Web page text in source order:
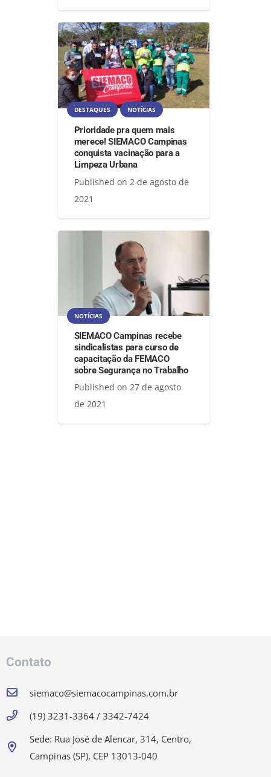
DESTAQUES NOTÍCIAS
Prioridade pra quem mais
merece! SIEMACO Campinas
conquista vacinação para a
Limpeza Urbana
Published on 2 de agosto de
2021
NOTÍCIAS
SIEMACO Campinas recebe
sindicalistas para curso de
capacitação da FEMACO
sobre Segurança no Trabalho
Published on 27 de agosto
de 2021
Contato
siemaco@siemacocampinas.com.br
(19) 3231-3364 / 3342-7424
Sede: Rua José de Alencar, 314, Centro,
Campinas (SP), CEP 13013-040